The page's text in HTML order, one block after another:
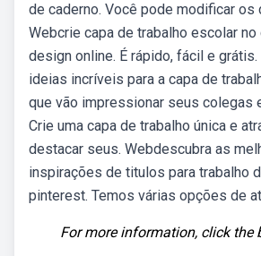
de caderno. Você pode modificar os
Webcrie capa de trabalho escolar no
design online. É rápido, fácil e
ideias incríveis para a capa de
que vão impressionar seus colegas
Crie uma capa de trabalho única e
destacar seus. Webdescubra as
inspirações de titulos para trabalho
pinterest. Temos várias opções de
For more information, click the